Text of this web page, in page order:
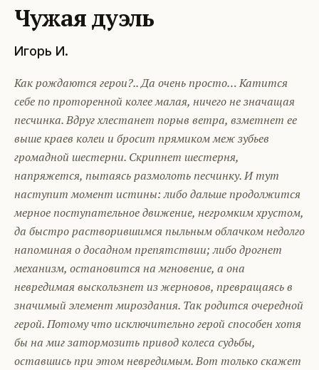
Чужая дуэль
Игорь И.
Как рождаются герои?.. Да очень просто… Катится
себе по проторенной колее малая, ничего не значащая
песчинка. Вдруг хлестанет порыв ветра, взметнет ее
выше краев колеи и бросит прямиком меж зубьев
громадной шестерни. Скрипнет шестерня,
напряжется, пытаясь размолоть песчинку. И тут
наступит момент истины: либо дальше продолжится
мерное поступательное движение, негромким хрустом,
да быстро растворившимся пыльным облачком недолго
напоминая о досадном препятствии; либо дрогнет
механизм, остановится на мгновение, а она
невредимая выскользнет из жерновов, превращаясь в
значимый элемент мироздания. Так родится очередной
герой. Потому что исключительно герой способен хотя
бы на миг затормозить привод колеса судьбы,
оставшись при этом невредимым. Вот только скажет